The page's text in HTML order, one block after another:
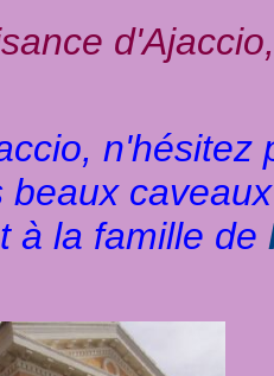
beaux
à la famille de